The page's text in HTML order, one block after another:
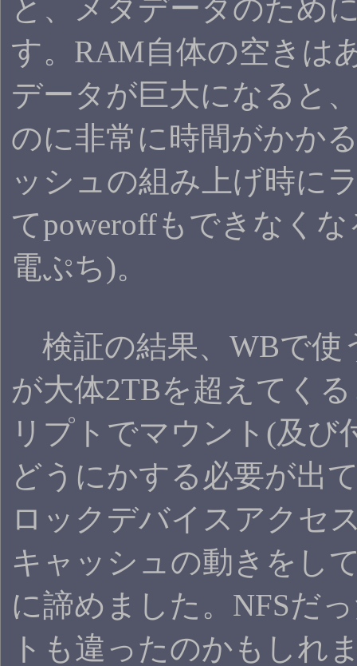
と、メタデータのため
す。RAM自体の空きは
データが巨大になると
のに非常に時間がかか
ッシュの組み上げ時に
てpoweroffもできなく
電ぷち)。
検証の結果、WBで使
が大体2TBを超えてく
リプトでマウント(及び
どうにかする必要が出
ロックデバイスアクセ
キャッシュの動きをし
に諦めました。NFSだ
トも違ったのかもしれ